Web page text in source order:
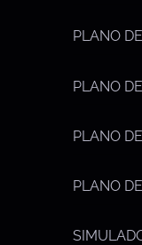
PLANO
PLANO
PLANO
PLANO